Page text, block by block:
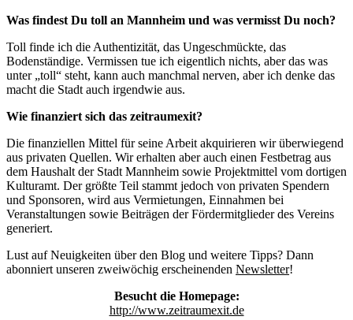
Was findest Du toll an Mannheim und was vermisst Du noch?
Toll finde ich die Authentizität, das Ungeschmückte, das
Bodenständige. Vermissen tue ich eigentlich nichts, aber das was
unter „toll“ steht, kann auch manchmal nerven, aber ich denke das
macht die Stadt auch irgendwie aus.
Wie finanziert sich das zeitraumexit?
Die finanziellen Mittel für seine Arbeit akquirieren wir überwiegend
aus privaten Quellen. Wir erhalten aber auch einen Festbetrag aus
dem Haushalt der Stadt Mannheim sowie Projektmittel vom dortigen
Kulturamt. Der größte Teil stammt jedoch von privaten Spendern
und Sponsoren, wird aus Vermietungen, Einnahmen bei
Veranstaltungen sowie Beiträgen der Fördermitglieder des Vereins
generiert.
Lust auf Neuigkeiten über den Blog und weitere Tipps? Dann
abonniert unseren zweiwöchig erscheinenden Newsletter!
Besucht die Homepage:
http://www.zeitraumexit.de